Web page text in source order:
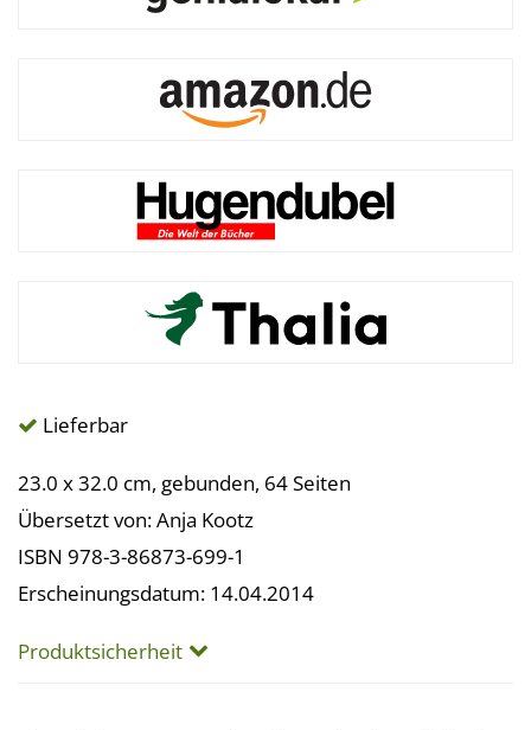
Lieferbar
23.0 x 32.0 cm, gebunden, 64 Seiten
Übersetzt von: Anja Kootz
ISBN 978-3-86873-699-1
Erscheinungsdatum: 14.04.2014
Produktsicherheit